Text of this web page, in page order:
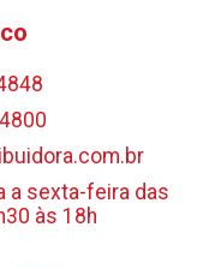
a sexta-feira das
às 18h